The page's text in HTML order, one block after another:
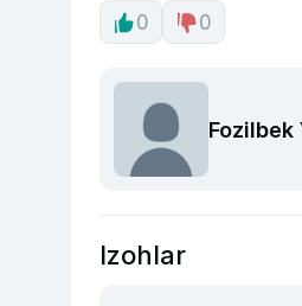
0 0
Fozilbek
Izohlar